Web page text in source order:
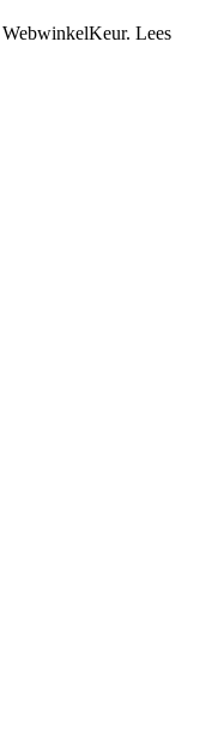
WebwinkelKeur. Lees